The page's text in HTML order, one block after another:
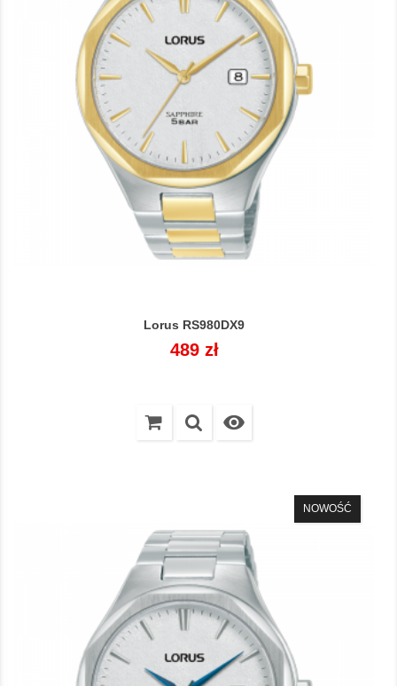
Lorus RS980DX9
Cena
489 zł

NOWOŚĆ